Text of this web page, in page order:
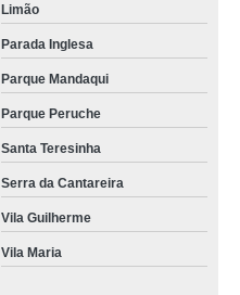
Limão
Parada Inglesa
Parque Mandaqui
Parque Peruche
Santa Teresinha
Serra da Cantareira
Vila Guilherme
Vila Maria